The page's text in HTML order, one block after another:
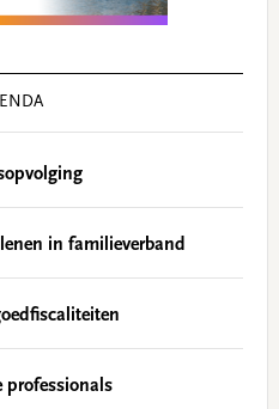
in familieverband
professionals